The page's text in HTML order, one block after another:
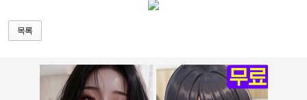
목록